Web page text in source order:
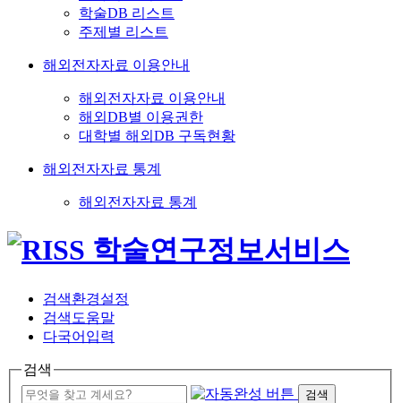
학술DB 리스트
주제별 리스트
해외전자자료 이용안내
해외전자자료 이용안내
해외DB별 이용권한
대학별 해외DB 구독현황
해외전자자료 통계
해외전자자료 통계
검색환경설정
검색도움말
다국어입력
검색
검색